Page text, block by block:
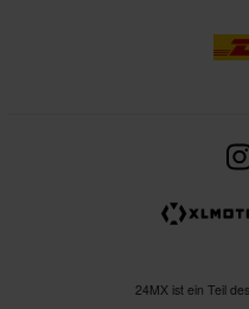
24MX ist ein Teil